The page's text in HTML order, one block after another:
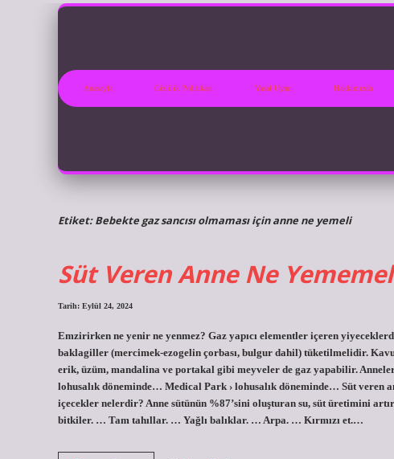
Anasayfa Gizlilik Politikası Yasal Uyarı Hakkımızda
Etiket:Bebekte gaz sancısı olmaması için anne ne yemeli
Süt Veren Anne Ne
Tarih: Eylül 24, 2024
Emzirirken ne yenir ne yenmez? Gaz yapıcı elementler içeren
baklagiller (mercimek-ezogelin çorbası, bulgur dahil) tüketilmelidir.
erik, üzüm, mandalina ve portakal gibi meyveler de gaz yapabilir.
lohusalık döneminde… Medical Park › lohusalık döneminde… Süt veren
içecekler nelerdir? Anne sütünün %87’sini oluşturan su, süt üretimini
bitkiler. … Tam tahıllar. … Yağlı balıklar. … Arpa. … Kırmızı et.…